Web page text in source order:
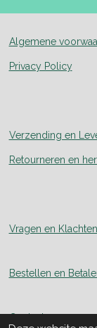
Algemene
Privacy Policy
Verzending en
Retourneren en
Vragen en Klachten
Bestellen en
Contact